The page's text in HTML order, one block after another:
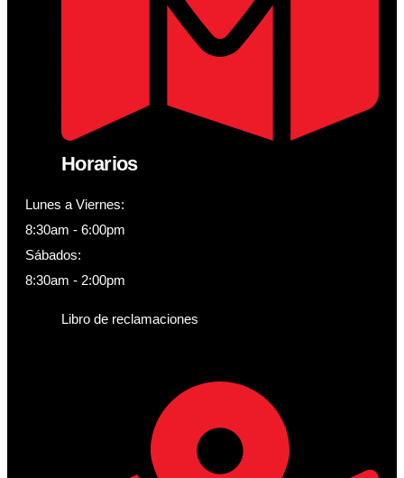
Horarios
Lunes a Viernes:
8:30am - 6:00pm
Sábados:
8:30am - 2:00pm
Libro de reclamaciones